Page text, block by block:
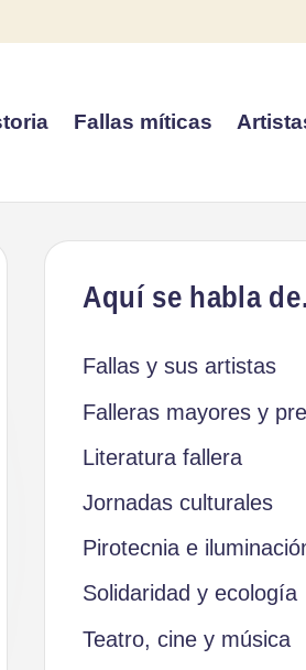
Fallas míticas
Aquí se habla
Fallas y sus artistas
Falleras mayores y
Literatura fallera
Jornadas culturales
Pirotecnia e
Solidaridad y ecología
Teatro, cine y música